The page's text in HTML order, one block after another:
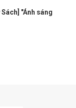
"Ánh sáng